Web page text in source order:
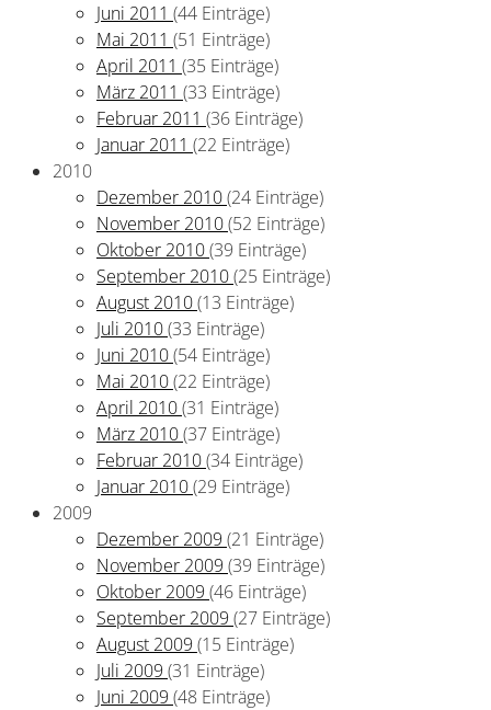
Juni 2011 (44 Einträge)
Mai 2011 (51 Einträge)
April 2011 (35 Einträge)
März 2011 (33 Einträge)
Februar 2011 (36 Einträge)
Januar 2011 (22 Einträge)
2010
Dezember 2010(24 Einträge)
November 2010(52 Einträge)
Oktober 2010(39 Einträge)
September 2010(25 Einträge)
August 2010(13 Einträge)
Juli 2010(33 Einträge)
Juni 2010(54 Einträge)
Mai 2010(22 Einträge)
April 2010(31 Einträge)
März 2010(37 Einträge)
Februar 2010(34 Einträge)
Januar 2010(29 Einträge)
2009
Dezember 2009 (21 Einträge)
November 2009 (39 Einträge)
Oktober 2009 (46 Einträge)
September 2009 (27 Einträge)
August 2009 (15 Einträge)
Juli 2009 (31 Einträge)
Juni 2009 (48 Einträge)